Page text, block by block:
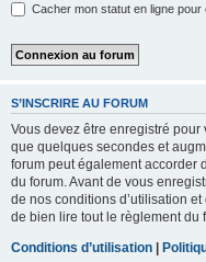
Cacher mon statut en ligne
S’INSCRIRE AU FORUM
Vous devez être enregistré pour
que quelques secondes et
forum peut également accorder
du forum. Avant de vous
de nos conditions d’utilisation
de bien lire tout le règlement du
Conditions d’utilisation |